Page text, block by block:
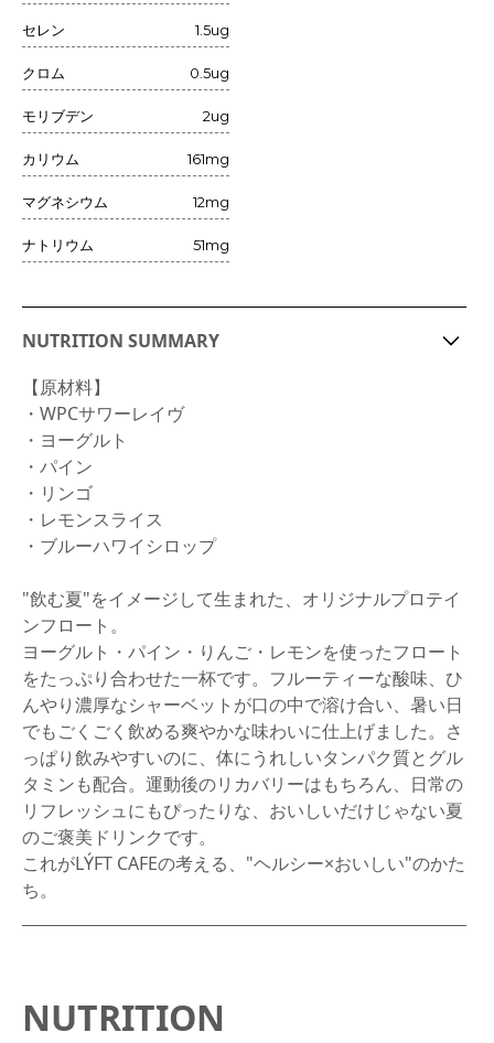
セレン 1.5ug
クロム 0.5ug
モリブデン 2ug
カリウム 161mg
マグネシウム 12mg
ナトリウム 51mg
NUTRITION SUMMARY
【原材料】
・WPCサワーレイヴ
・ヨーグルト
・パイン
・リンゴ
・レモンスライス
・ブルーハワイシロップ
"飲む夏"をイメージして生まれた、オリジナルプロテイ
ンフロート。
ヨーグルト・パイン・りんご・レモンを使ったフロート
をたっぷり合わせた一杯です。フルーティーな酸味、ひ
んやり濃厚なシャーベットが口の中で溶け合い、暑い日
でもごくごく飲める爽やかな味わいに仕上げました。さ
っぱり飲みやすいのに、体にうれしいタンパク質とグル
タミンも配合。運動後のリカバリーはもちろん、日常の
リフレッシュにもぴったりな、おいしいだけじゃない夏
のご褒美ドリンクです。
これがLÝFT CAFEの考える、"ヘルシー×おいしい"のかた
ち。
NUTRITION